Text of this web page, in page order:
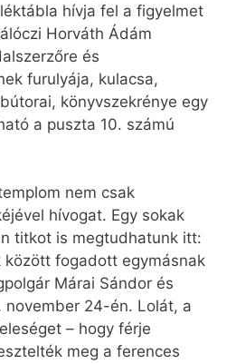
hívja fel a figyelmet
Horváth Ádám
és
furulyája, kulacsa,
könyvszekrénye egy
a puszta 10. számú
nem csak
hívogat. Egy sokak
titkot is megtudhatunk itt:
között fogadott egymásnak
Márai Sándor és
november 24-én. Lolát, a
– hogy férje
meg a ferences